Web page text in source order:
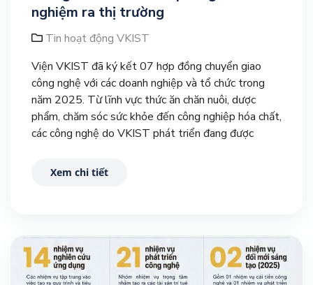
nghiệm ra thị trường
Tin hoạt động VKIST
Viện VKIST đã ký kết 07 hợp đồng chuyển giao
công nghệ với các doanh nghiệp và tổ chức trong
năm 2025. Từ lĩnh vực thức ăn chăn nuôi, dược
phẩm, chăm sóc sức khỏe đến công nghiệp hóa chất,
các công nghệ do VKIST phát triển đang được
chục tỷ đồng và cùng tham gia đầu tư ngay từ giai
Xem chi tiết